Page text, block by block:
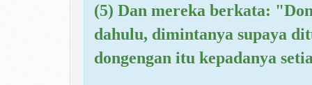
(5) Dan mereka berkata:
dahulu, dimintanya supaya
dongengan itu kepadanya